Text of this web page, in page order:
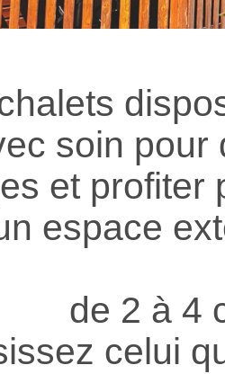
soin pour
et
espace
de 2 à 4
celui